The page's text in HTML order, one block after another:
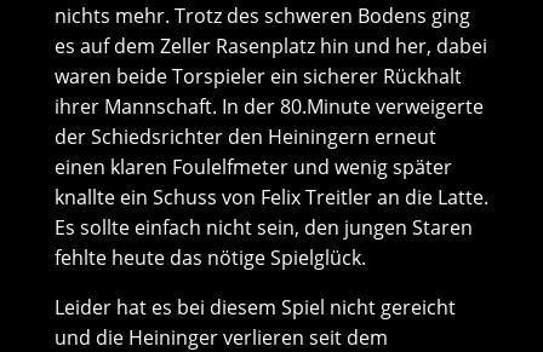
nichts mehr. Trotz des schweren Bodens ging
es auf dem Zeller Rasenplatz hin und her, dabei
waren beide Torspieler ein sicherer Rückhalt
ihrer Mannschaft. In der 80.Minute verweigerte
der Schiedsrichter den Heiningern erneut
einen klaren Foulelfmeter und wenig später
knallte ein Schuss von Felix Treitler an die Latte.
Es sollte einfach nicht sein, den jungen Staren
fehlte heute das nötige Spielglück.
Leider hat es bei diesem Spiel nicht gereicht
und die Heininger verlieren seit dem